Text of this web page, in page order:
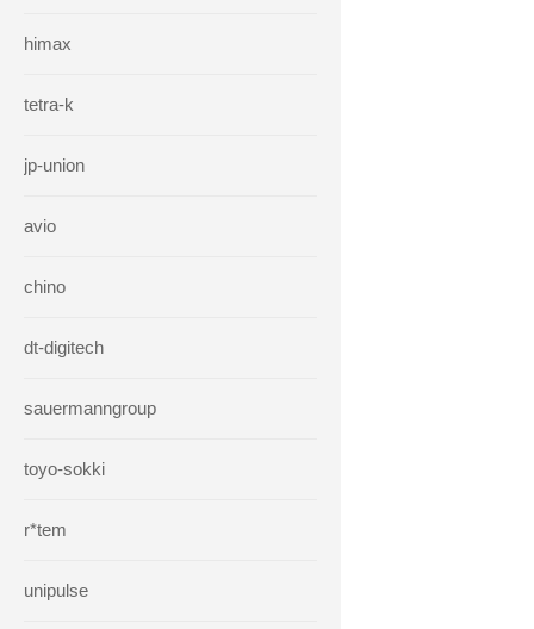
himax
tetra-k
jp-union
avio
chino
dt-digitech
sauermanngroup
toyo-sokki
r*tem
unipulse